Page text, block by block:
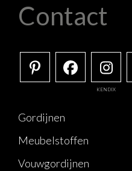
Contact
KENDIX
Gordijnen
Meubelstoffen
Vouwgordijnen